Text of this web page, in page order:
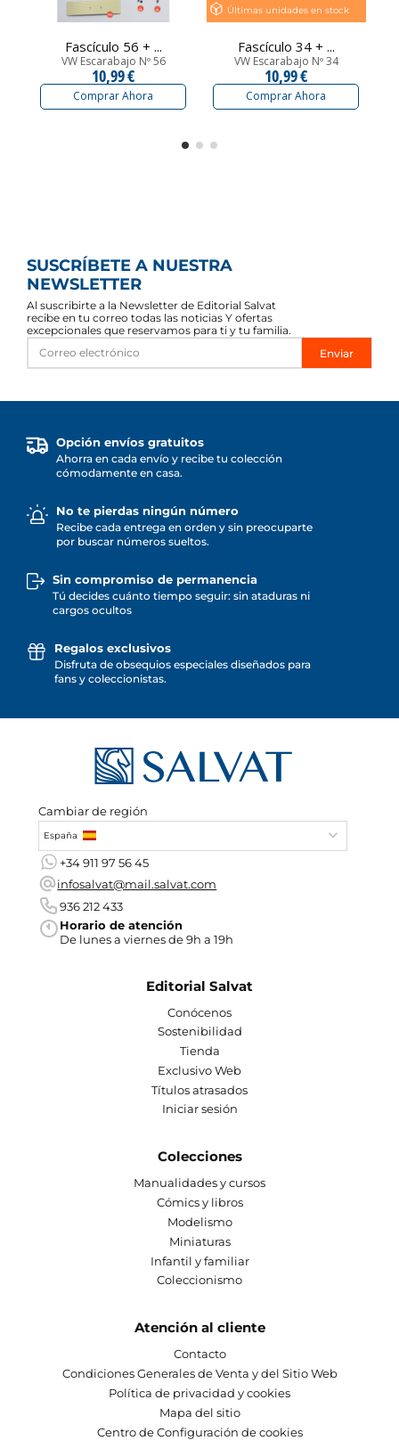
Fascículo 56 + ...
VW Escarabajo Nº 56
10,99 €
Comprar Ahora
Últimas unidades en stock
Fascículo 34 + ...
VW Escarabajo Nº 34
10,99 €
Comprar Ahora
SUSCRÍBETE A NUESTRA
NEWSLETTER
Al suscribirte a la Newsletter de Editorial Salvat
recibe en tu correo todas las noticias Y ofertas
excepcionales que reservamos para ti y tu familia.
Enviar
Opción envíos gratuitos
Ahorra en cada envío y recibe tu colección
cómodamente en casa.
No te pierdas ningún número
Recibe cada entrega en orden y sin preocuparte
por buscar números sueltos.
Sin compromiso de permanencia
Tú decides cuánto tiempo seguir: sin ataduras ni
cargos ocultos
Regalos exclusivos
Disfruta de obsequios especiales diseñados para
fans y coleccionistas.
Cambiar de región
España
+34 911 97 56 45
infosalvat@mail.salvat.com
936 212 433
Horario de atención
De lunes a viernes de 9h a 19h
Editorial Salvat
Conócenos
Sostenibilidad
Tienda
Exclusivo Web
Títulos atrasados
Iniciar sesión
Colecciones
Manualidades y cursos
Cómics y libros
Modelismo
Miniaturas
Infantil y familiar
Coleccionismo
Atención al cliente
Contacto
Condiciones Generales de Venta y del Sitio Web
Política de privacidad y cookies
Mapa del sitio
Centro de Configuración de cookies